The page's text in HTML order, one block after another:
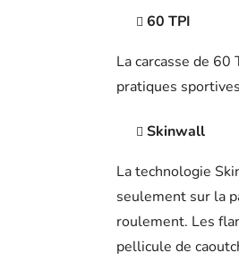
60 TPI
La carcasse de
pratiques
Skinwall
La technologie
seulement sur la
roulement. Les
pellicule de